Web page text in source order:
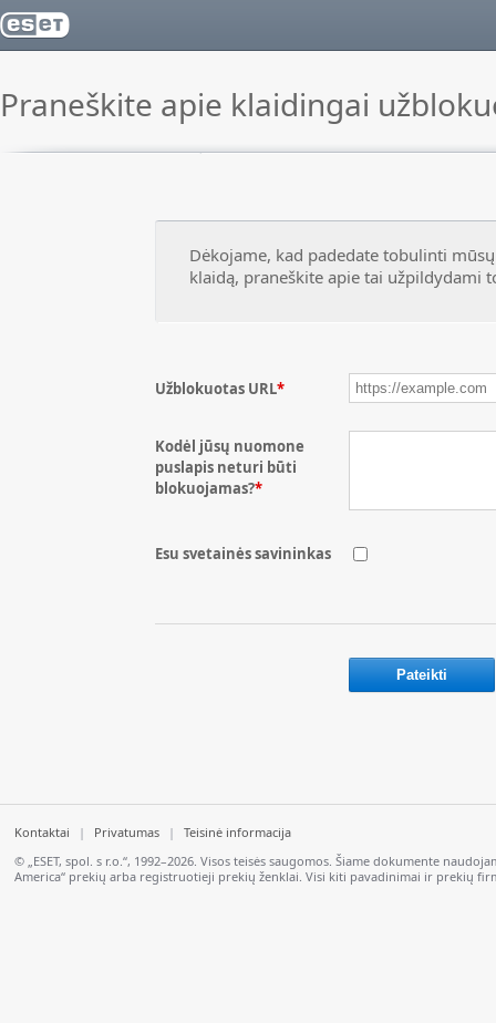
Praneškite apie klaidingai
Dėkojame, kad padedate tobulinti
klaidą, praneškite apie tai užpildydami
Užblokuotas URL*
Kodėl jūsų nuomone
puslapis neturi būti
blokuojamas?*
Esu svetainės savininkas
Kontaktai | Privatumas |
Teisinė informacija
© „ESET, spol. s r.o.“, 1992–2026. Visos teisės saugomos. Šiame dokumente
America“ prekių arba registruotieji prekių ženklai. Visi kiti pavadinimai ir prekių